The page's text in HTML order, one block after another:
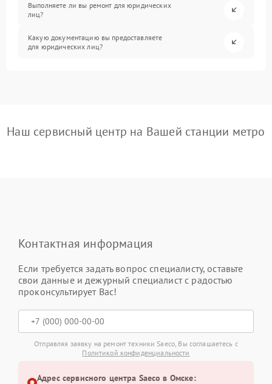
Выполняете ли вы ремонт для юридических
лиц?
Какую документацию вы предоставляете
для юридических лиц?
Наш сервисный центр на Вашей станции метро
Контактная информация
Если требуется задать вопрос специалисту, оставьте
свои данные и дежурный специалист с радостью
проконсультирует Вас!
Отправляя заявку на ремонт техники Saeco, Вы соглашаетесь с
Политикой конфиденциальности
Адрес сервисного центра Saeco в Омске: